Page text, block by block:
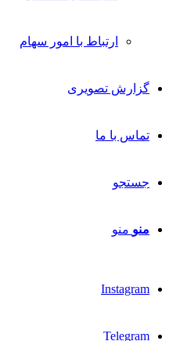
ارتباط با امور سهام
گزارش تصویری
تماس با ما
جستجو
منو منو
Instagram
Telegram